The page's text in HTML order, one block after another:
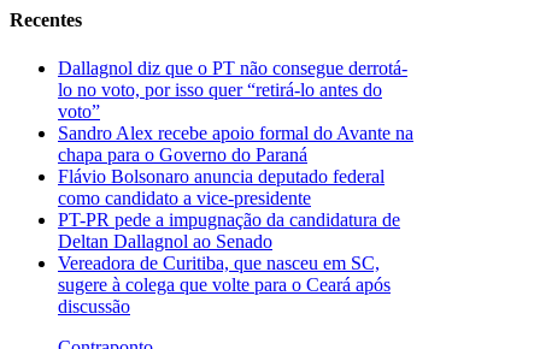
Recentes
Dallagnol diz que o PT não consegue derrotá-
lo no voto, por isso quer “retirá-lo antes do
voto”
Sandro Alex recebe apoio formal do Avante na
chapa para o Governo do Paraná
Flávio Bolsonaro anuncia deputado federal
como candidato a vice-presidente
PT-PR pede a impugnação da candidatura de
Deltan Dallagnol ao Senado
Vereadora de Curitiba, que nasceu em SC,
sugere à colega que volte para o Ceará após
discussão